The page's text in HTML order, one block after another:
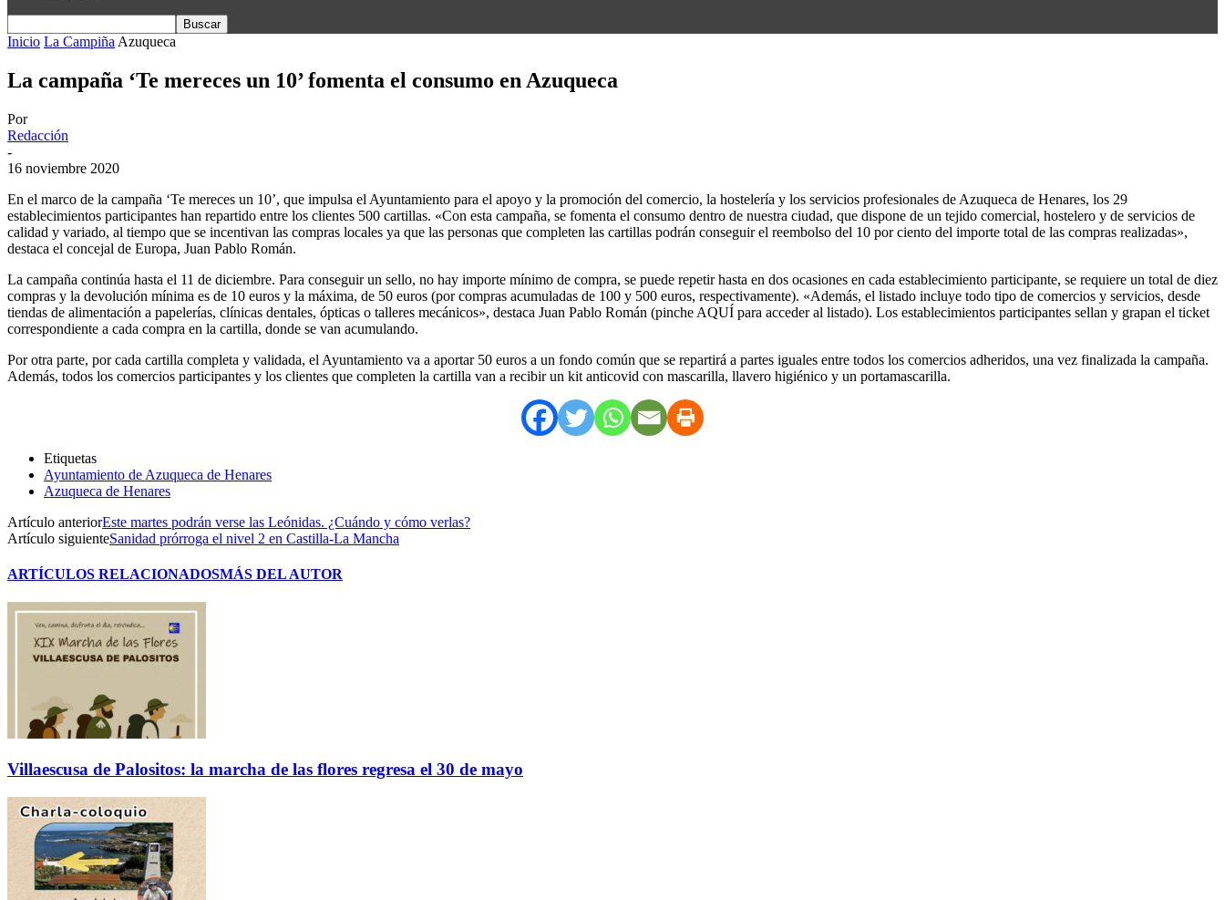
Inicio La Campiña Azuqueca
La campaña ‘Te mereces un 10’ fomenta el consumo en Azuqueca
Por
Redacción
-
16 noviembre 2020
En el marco de la campaña ‘Te mereces un 10’, que impulsa el Ayuntamiento para el apoyo y la promoción del comercio, la hostelería y los servicios profesionales de Azuqueca de Henares, los 29
establecimientos participantes han repartido entre los clientes 500 cartillas. «Con esta campaña, se fomenta el consumo dentro de nuestra ciudad, que dispone de un tejido comercial, hostelero y de servicios de
calidad y variado, al tiempo que se incentivan las compras locales ya que las personas que completen las cartillas podrán conseguir el reembolso del 10 por ciento del importe total de las compras realizadas»,
destaca el concejal de Europa, Juan Pablo Román.
La campaña continúa hasta el 11 de diciembre. Para conseguir un sello, no hay importe mínimo de compra, se puede repetir hasta en dos ocasiones en cada establecimiento participante, se requiere un total de diez
compras y la devolución mínima es de 10 euros y la máxima, de 50 euros (por compras acumuladas de 100 y 500 euros, respectivamente). «Además, el listado incluye todo tipo de comercios y servicios, desde
tiendas de alimentación a papelerías, clínicas dentales, ópticas o talleres mecánicos», destaca Juan Pablo Román (pinche AQUÍ para acceder al listado). Los establecimientos participantes sellan y grapan el ticket
correspondiente a cada compra en la cartilla, donde se van acumulando.
Por otra parte, por cada cartilla completa y validada, el Ayuntamiento va a aportar 50 euros a un fondo común que se repartirá a partes iguales entre todos los comercios adheridos, una vez finalizada la campaña.
Además, todos los comercios participantes y los clientes que completen la cartilla van a recibir un kit anticovid con mascarilla, llavero higiénico y un portamascarilla.
Etiquetas
Ayuntamiento de Azuqueca de Henares
Azuqueca de Henares
Artículo anteriorEste martes podrán verse las Leónidas. ¿Cuándo y cómo verlas?
Artículo siguienteSanidad prórroga el nivel 2 en Castilla-La Mancha
ARTÍCULOS RELACIONADOSMÁS DEL AUTOR
Villaescusa de Palositos: la marcha de las flores regresa el 30 de mayo